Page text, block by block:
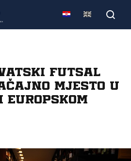
futsal
mjesto u
europskom